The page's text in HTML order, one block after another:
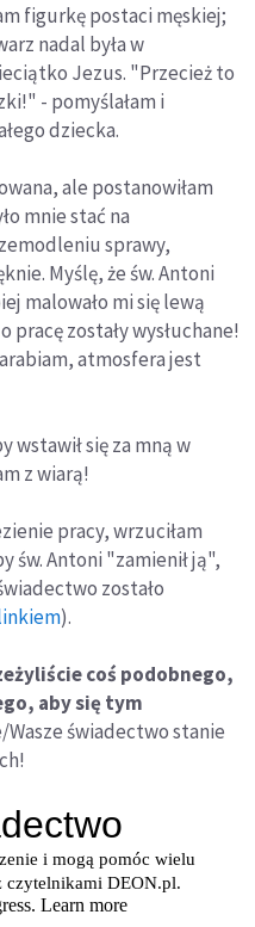
figurkę postaci męskiej;
nadal była w
Jezus. "Przecież to
- pomyślałam i
dziecka.
ale postanowiłam
mnie stać na
sprawy,
Myślę, że św. Antoni
malowało mi się lewą
pracę zostały wysłuchane!
atmosfera jest
wstawił się za mną w
z wiarą!
pracy, wrzuciłam
św. Antoni "zamienił ją",
zostało
).
coś podobnego,
aby się tym
świadectwo stanie